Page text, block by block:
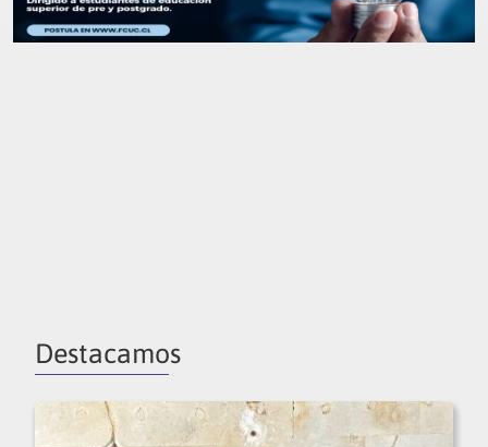
Destacamos